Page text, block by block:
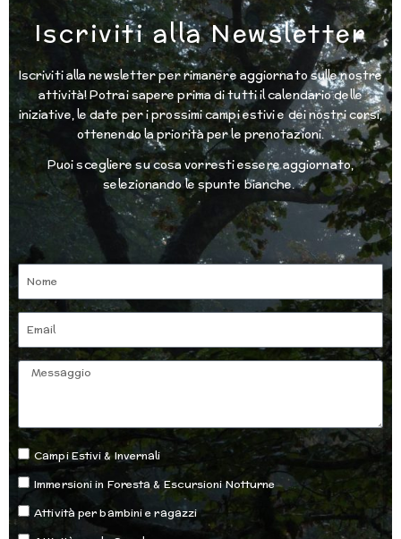
Iscriviti alla Newsletter
Iscriviti alla newsletter per rimanere aggiornato sulle nostre
attività! Potrai sapere prima di tutti il calendario delle
iniziative, le date per i prossimi campi estivi e dei nostri corsi,
ottenendo la priorità per le prenotazioni.
Puoi scegliere su cosa vorresti essere aggiornato,
selezionando le spunte bianche.
Nome
Email
Messaggio
Opzioni
Campi Estivi & Invernali
Immersioni in Foresta & Escursioni Notturne
Attività per bambini e ragazzi